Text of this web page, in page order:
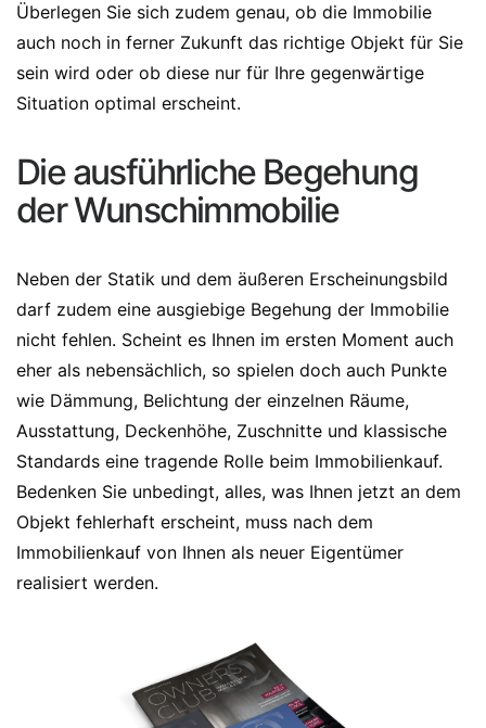
Überlegen Sie sich zudem genau, ob die Immobilie
auch noch in ferner Zukunft das richtige Objekt für Sie
sein wird oder ob diese nur für Ihre gegenwärtige
Situation optimal erscheint.
Die ausführliche Begehung
der Wunschimmobilie
Neben der Statik und dem äußeren Erscheinungsbild
darf zudem eine ausgiebige Begehung der Immobilie
nicht fehlen. Scheint es Ihnen im ersten Moment auch
eher als nebensächlich, so spielen doch auch Punkte
wie Dämmung, Belichtung der einzelnen Räume,
Ausstattung, Deckenhöhe, Zuschnitte und klassische
Standards eine tragende Rolle beim Immobilienkauf.
Bedenken Sie unbedingt, alles, was Ihnen jetzt an dem
Objekt fehlerhaft erscheint, muss nach dem
Immobilienkauf von Ihnen als neuer Eigentümer
realisiert werden.